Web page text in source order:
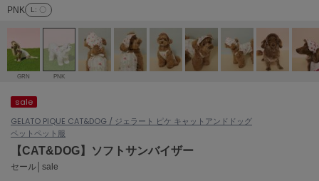
/ランジェリー (127)
(124)
AMOMMA
ánuans
アニュアンス
ànuke
アンヌーク
ASICS
アシックス
PNK L : 〇
GRN PNK
sale
GELATO PIQUE CAT&DOG / ジェラート ピケ キャットアンドドッグ
ペットペット服
【CAT&DOG】ソフトサンバイザー
セール│sale